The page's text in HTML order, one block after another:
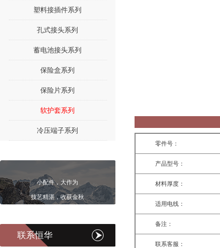
塑料接插件系列
孔式接头系列
蓄电池接头系列
保险盒系列
保险片系列
软护套系列
冷压端子系列
小配件，大作为
技艺精湛，收获金秋
联系恒华
零件号：
产品型号：
材料厚度：
适用电线：
备注：
联系客服：